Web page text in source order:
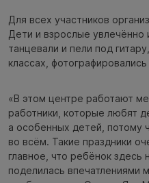
Для всех участников
Дети и взрослые увлечённо
танцевали и пели под
классах,
«В этом центре работают
работники, которые любят
а особенных детей, потому
во всём. Такие праздники
главное, что ребёнок
поделилась впечатлениями